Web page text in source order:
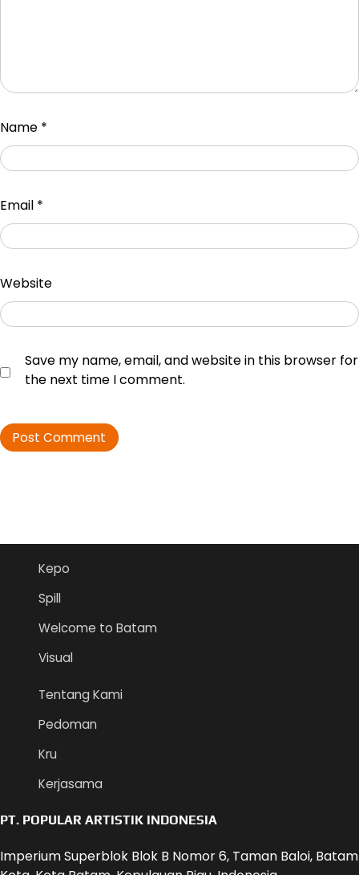
Name *
Email *
Website
Save my name, email, and website in this browser for
the next time I comment.
Kepo
Spill
Welcome to Batam
Visual
Tentang Kami
Pedoman
Kru
Kerjasama
PT. POPULAR ARTISTIK INDONESIA
Imperium Superblok Blok B Nomor 6, Taman Baloi, Batam